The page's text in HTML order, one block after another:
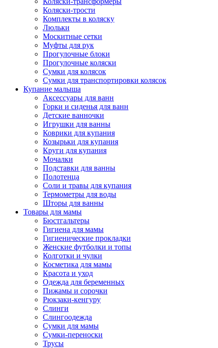
Коляски-трости
Комплекты в коляску
Люльки
Москитные сетки
Муфты для рук
Прогулочные блоки
Прогулочные коляски
Сумки для колясок
Сумки для транспортировки колясок
Купание малыша
Аксессуары для ванн
Горки и сиденья для ванн
Детские ванночки
Игрушки для ванны
Коврики для купания
Козырьки для купания
Круги для купания
Мочалки
Подставки для ванны
Полотенца
Соли и травы для купания
Термометры для воды
Шторы для ванны
Товары для мамы
Бюстгальтеры
Гигиена для мамы
Гигиенические прокладки
Женские футболки и топы
Колготки и чулки
Косметика для мамы
Красота и уход
Одежда для беременных
Пижамы и сорочки
Рюкзаки-кенгуру
Слинги
Слингоодежда
Сумки для мамы
Сумки-переноски
Трусы